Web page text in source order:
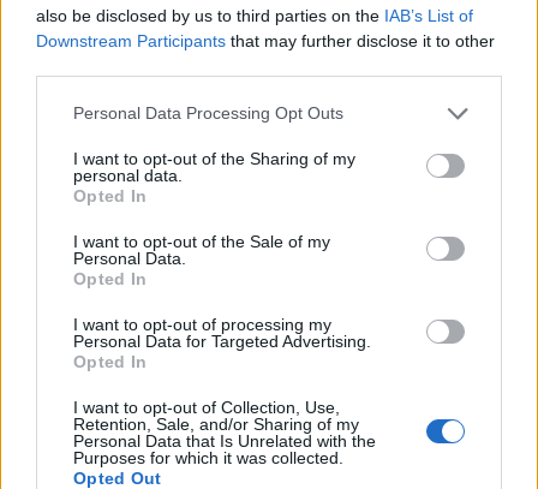
also be disclosed by us to third parties on the IAB’s List of
Downstream Participants that may further disclose it to other
Please note that this website/app uses one or more Google
not limited to your visit or usage behaviour. You may click to
grant or deny consent to Google and its third-party tags to
use your data for below specified purposes in below Google
consent section.
Personal Data Processing Opt Outs
I want to opt-out of the Sharing of my
personal data.
Opted In
I want to opt-out of the Sale of my
Personal Data.
Opted In
I want to opt-out of processing my
Personal Data for Targeted Advertising.
Opted In
I want to opt-out of Collection, Use,
Retention, Sale, and/or Sharing of my
Personal Data that Is Unrelated with the
Purposes for which it was collected.
Opted Out
Sigue leyendo
HOW TO